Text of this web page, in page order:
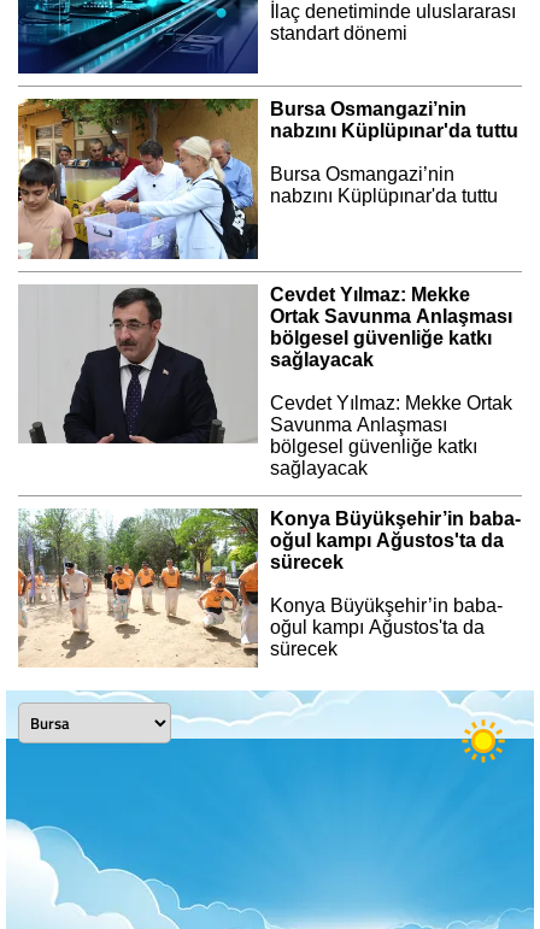
İlaç denetiminde uluslararası
standart dönemi
Bursa Osmangazi’nin
nabzını Küplüpınar'da tuttu
Bursa Osmangazi’nin
nabzını Küplüpınar'da tuttu
Cevdet Yılmaz: Mekke
Ortak Savunma Anlaşması
bölgesel güvenliğe katkı
sağlayacak
Cevdet Yılmaz: Mekke Ortak
Savunma Anlaşması
bölgesel güvenliğe katkı
sağlayacak
Konya Büyükşehir’in baba-
oğul kampı Ağustos'ta da
sürecek
Konya Büyükşehir’in baba-
oğul kampı Ağustos'ta da
sürecek